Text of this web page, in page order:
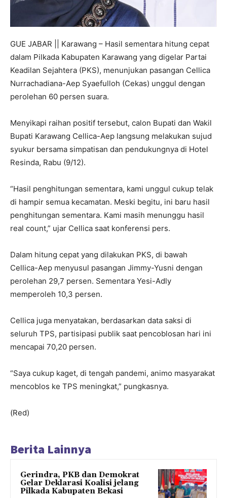
GUE JABAR || Karawang – Hasil sementara hitung cepat
dalam Pilkada Kabupaten Karawang yang digelar Partai
Keadilan Sejahtera (PKS), menunjukan pasangan Cellica
Nurrachadiana-Aep Syaefulloh (Cekas) unggul dengan
perolehan 60 persen suara.
Menyikapi raihan positif tersebut, calon Bupati dan Wakil
Bupati Karawang Cellica-Aep langsung melakukan sujud
syukur bersama simpatisan dan pendukungnya di Hotel
Resinda, Rabu (9/12).
“Hasil penghitungan sementara, kami unggul cukup telak
di hampir semua kecamatan. Meski begitu, ini baru hasil
penghitungan sementara. Kami masih menunggu hasil
real count,” ujar Cellica saat konferensi pers.
Dalam hitung cepat yang dilakukan PKS, di bawah
Cellica-Aep menyusul pasangan Jimmy-Yusni dengan
perolehan 29,7 persen. Sementara Yesi-Adly
memperoleh 10,3 persen.
Cellica juga menyatakan, berdasarkan data saksi di
seluruh TPS, partisipasi publik saat pencoblosan hari ini
mencapai 70,20 persen.
“Saya cukup kaget, di tengah pandemi, animo masyarakat
mencoblos ke TPS meningkat,” pungkasnya.
(Red)
Berita Lainnya
Gerindra, PKB dan Demokrat
Gelar Deklarasi Koalisi jelang
Pilkada Kabupaten Bekasi